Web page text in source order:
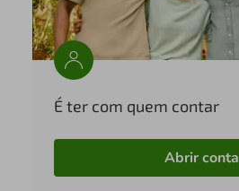
É ter com quem contar
Abrir conta